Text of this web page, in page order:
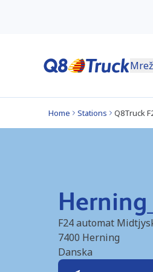
Home Stations Q8Truck
F24 automat
7400 Herning
Danska